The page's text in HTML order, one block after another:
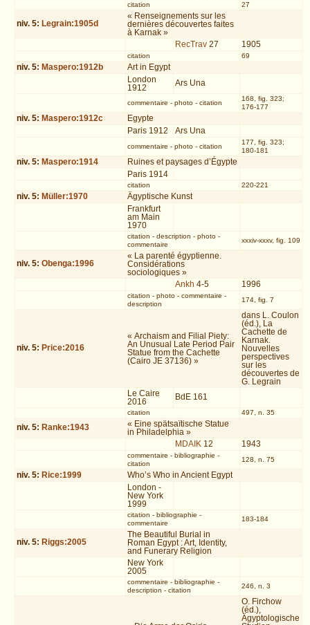
citation 27
niv. 5: Legrain:1905d
« Renseignements sur les
dernières découvertes faites
à Karnak »
RecTrav 27 1905
citation 69
niv. 5: Maspero:1912b
Art in Egypt
London
1912
Ars Una
commentaire - photo- citation
168, fig. 323;
176-177
niv. 5: Maspero:1912c
Egypte
Paris 1912
Ars Una
commentaire - photo- citation
177, fig. 323;
180-181
niv. 5: Maspero:1914
Ruines et paysages d’Égypte
Paris 1914
citation 220-221
niv. 5: Müller:1970
Ägyptische Kunst
Frankfurt
am Main
1970
citation - description - photo-
commentaire
xxxiv-xxxv, fig. 109
niv. 5:Obenga:1996
« La parenté égyptienne.
Considérations
sociologiques »
Ankh 4-5 1996
citation - photo- commentaire -
description
174, fig. 7
niv. 5: Price:2016
« Archaism and Filial Piety:
An Unusual Late Period Pair
Statue from the Cachette
(Cairo JE 37136) »
dans L. Coulon
(éd.), La
Cachette de
Karnak.
Nouvelles
perspectives
sur les
découvertes de
G. Legrain
Le Caire
2016
BdE 161
citation 497, n. 35
niv. 5: Ranke:1943
« Eine spätsaïtische Statue
in Philadelphia »
MDAIK 12 1943
commentaire - bibliographie -
citation
128, n. 75
niv. 5: Rice:1999
Who’s Who in Ancient Egypt
London -
New York
1999
citation - bibliographie -
commentaire
183-184
niv. 5: Riggs:2005
The Beautiful Burial in
Roman Egypt : Art, Identity,
and Funerary Religion
New York
2005
commentaire - bibliographie -
description - citation
246, n. 3
O. Firchow
(éd.),
Ägyptologische